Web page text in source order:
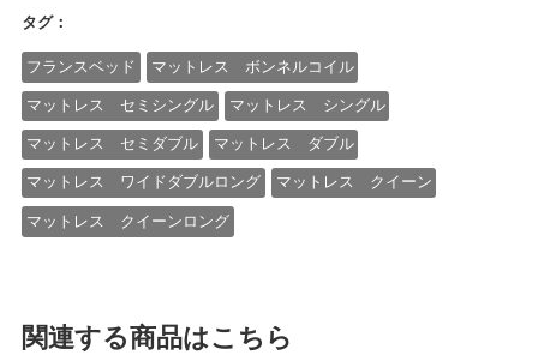
タグ：
フランスベッド マットレス ボンネルコイル
マットレス セミシングル マットレス シングル
マットレス セミダブル マットレス ダブル
マットレス ワイドダブルロング マットレス クイーン
マットレス クイーンロング
関連する商品はこちら